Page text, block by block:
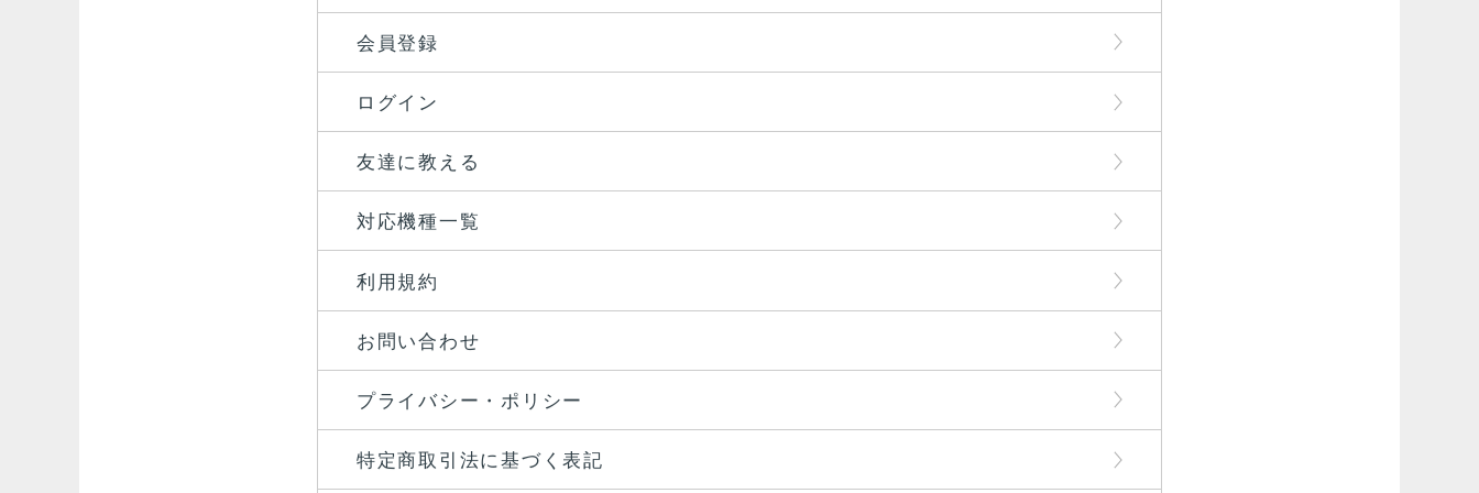
会員登録
ログイン
友達に教える
対応機種一覧
利用規約
お問い合わせ
プライバシー・ポリシー
特定商取引法に基づく表記